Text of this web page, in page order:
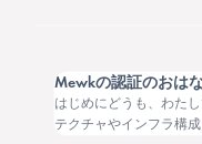
Mewkの認証のおは
はじめにどうも、わた
テクチャやインフラ構